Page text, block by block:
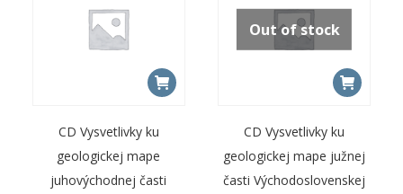
CD Vysvetlivky ku
geologickej mape
juhovýchodnej časti
Out of stock
CD Vysvetlivky ku
geologickej mape južnej
časti Východoslovenskej